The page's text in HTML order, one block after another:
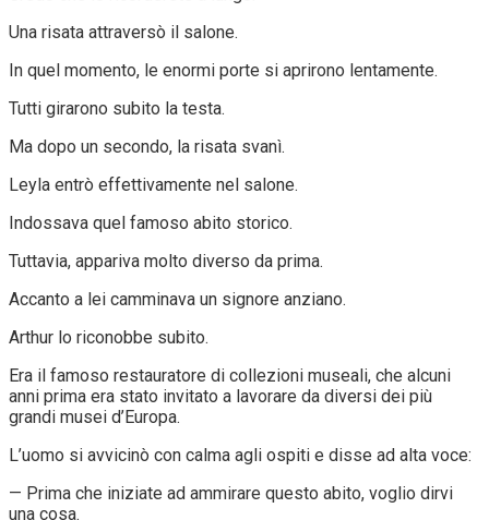
Una risata attraversò il salone.
In quel momento, le enormi porte si aprirono lentamente.
Tutti girarono subito la testa.
Ma dopo un secondo, la risata svanì.
Leyla entrò effettivamente nel salone.
Indossava quel famoso abito storico.
Tuttavia, appariva molto diverso da prima.
Accanto a lei camminava un signore anziano.
Arthur lo riconobbe subito.
Era il famoso restauratore di collezioni museali, che alcuni
anni prima era stato invitato a lavorare da diversi dei più
grandi musei d’Europa.
L’uomo si avvicinò con calma agli ospiti e disse ad alta voce:
— Prima che iniziate ad ammirare questo abito, voglio dirvi
una cosa.